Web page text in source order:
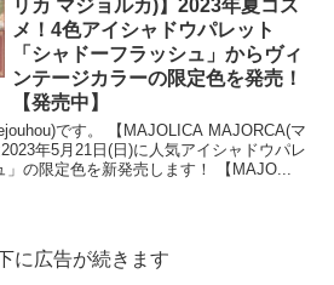
リカ マジョルカ)】2023年夏コス
メ！4色アイシャドウパレット
「シャドーフラッシュ」からヴィ
ンテージカラーの限定色を発売！
【発売中】
MAJORCA(マ
年5月21日(日)に人気アイシャドウパレ
ット「シャドーフラッシュ」の限定色を新発売します！ 【MAJO...
に広告が続きます